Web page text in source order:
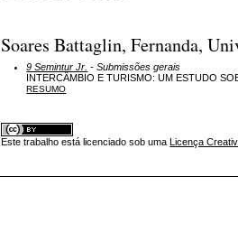
Soares Battaglin, Fernanda,
9 Semintur Jr. - Submissões gerais
INTERCÂMBIO E TURISMO: UM ESTUDO
RESUMO
Este trabalho está licenciado sob uma Licença